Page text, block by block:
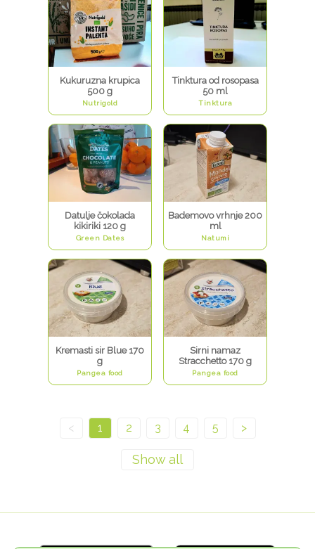
Kukuruzna krupica
500 g
Nutrigold
Tinktura od rosopasa
50 ml
Tinktura
Datulje čokolada
kikiriki 120 g
Green Dates
Bademovo vrhnje 200
ml
Natumi
Kremasti sir Blue 170
g
Pangea food
Sirni namaz
Stracchetto 170 g
Pangea food
< 1 2 3 4 5 >